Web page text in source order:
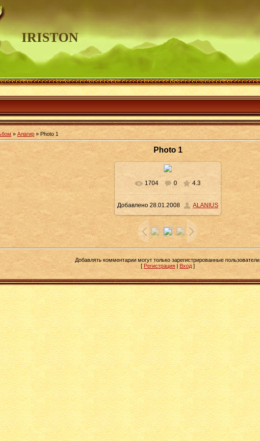
IRISTON
» Алагир » Photo 1
Photo 1
В реальном размере 604x401
/ 62.3Kb
1704 0 4.3
Добавлено 28.01.2008 ALANIUS
Добавлять комментарии могут только зарегистрированные пользователи.
[ Регистрация | Вход ]